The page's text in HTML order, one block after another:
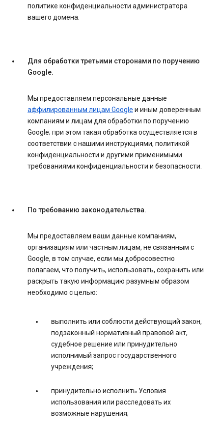
политике конфиденциальности администратора
вашего домена.
Для обработки третьими сторонами по поручению
Google.
Мы предоставляем персональные данные
аффилированным лицам Google и иным доверенным
компаниям и лицам для обработки по поручению
Google; при этом такая обработка осуществляется в
соответствии с нашими инструкциями, политикой
конфиденциальности и другими применимыми
требованиями конфиденциальности и безопасности.
По требованию законодательства.
Мы предоставляем ваши данные компаниям,
организациям или частным лицам, не связанным с
Google, в том случае, если мы добросовестно
полагаем, что получить, использовать, сохранить или
раскрыть такую информацию разумным образом
необходимо с целью:
выполнить или соблюсти действующий закон,
подзаконный нормативный правовой акт,
судебное решение или принудительно
исполнимый запрос государственного
учреждения;
принудительно исполнить Условия
использования или расследовать их
возможные нарушения;